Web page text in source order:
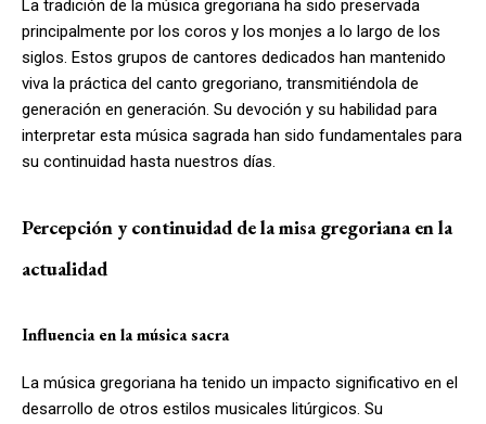
La tradición de la música gregoriana ha sido preservada
principalmente por los coros y los monjes a lo largo de los
siglos. Estos grupos de cantores dedicados han mantenido
viva la práctica del canto gregoriano, transmitiéndola de
generación en generación. Su devoción y su habilidad para
interpretar esta música sagrada han sido fundamentales para
su continuidad hasta nuestros días.
Percepción y continuidad de la misa gregoriana en la
actualidad
Influencia en la música sacra
La música gregoriana ha tenido un impacto significativo en el
desarrollo de otros estilos musicales litúrgicos. Su